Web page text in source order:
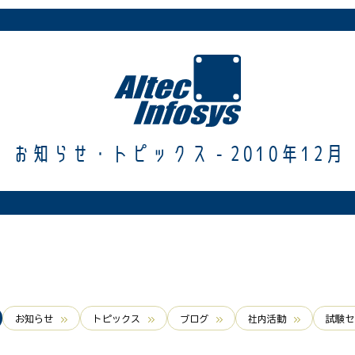
お知らせ・トピックス - 2010年12月
お知らせ トピックス ブログ 社内活動 試験